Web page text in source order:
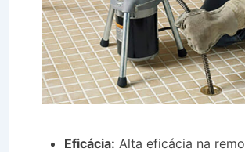
Eficácia: Alta eficácia na